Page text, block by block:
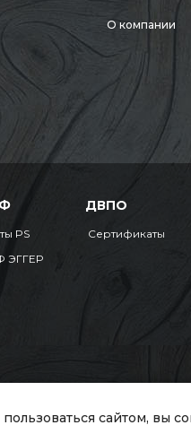
О компании
PS
ЭГГЕР
ДВПО
Сертификаты
на сайт обязательна.
сайтом, вы